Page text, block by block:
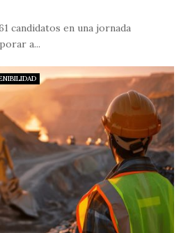
candidatos en una jornada
a...